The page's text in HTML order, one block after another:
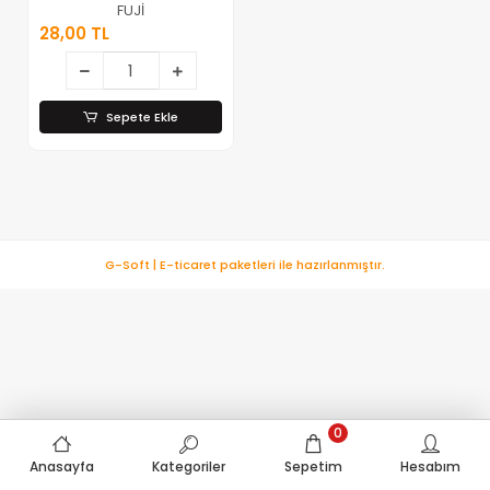
FUJİ
28,00 TL
Sepete Ekle
Anasayfa Kategoriler Sepetim
0
Hesabım
G-Soft | E-ticaret paketleri ile hazırlanmıştır.